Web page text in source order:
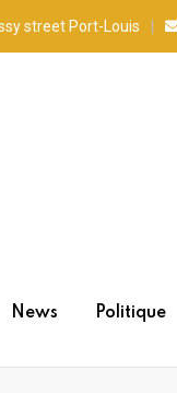
street Port-Louis
News Politique